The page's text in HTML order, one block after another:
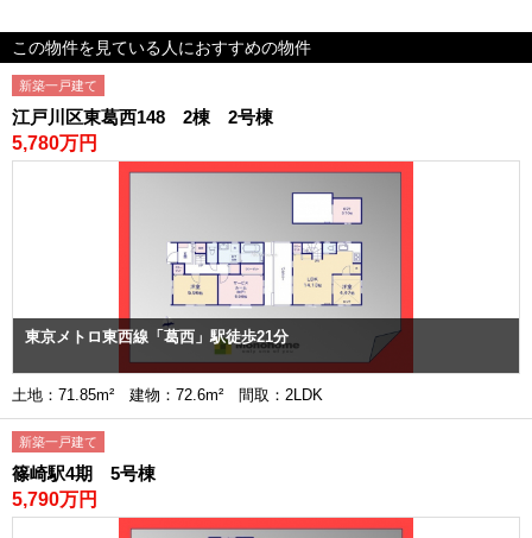
この物件を見ている人におすすめの物件
新築一戸建て
江戸川区東葛西148 2棟 2号棟
5,780万円
東京メトロ東西線「葛西」駅徒歩21分
土地：71.85m² 建物：72.6m² 間取：2LDK
新築一戸建て
篠崎駅4期 5号棟
5,790万円